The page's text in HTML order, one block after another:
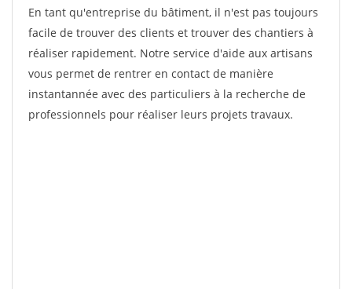
En tant qu'entreprise du bâtiment, il n'est pas toujours
facile de trouver des clients et trouver des chantiers à
réaliser rapidement. Notre service d'aide aux artisans
vous permet de rentrer en contact de manière
instantannée avec des particuliers à la recherche de
professionnels pour réaliser leurs projets travaux.